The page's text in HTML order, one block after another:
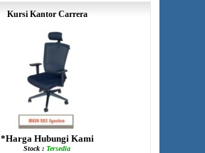
Kursi Kantor Carrera
*Harga Hubungi Kami
Stock : Tersedia